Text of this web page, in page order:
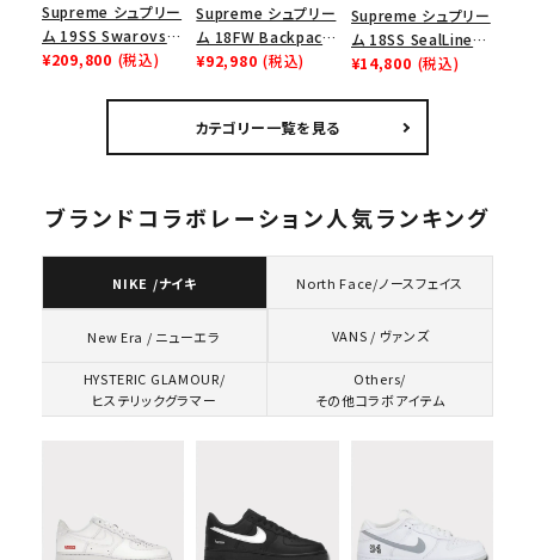
Supreme シュプリー
ム 19SS Swarovski
Box Logo Tee スワ
ゴＴシャツ ホワイト
¥209,800 (税込)
Supreme シュプリー
ム 18FW Backpack
バックパック リュック
¥92,980 (税込)
Supreme シュプリー
ム 18SS SealLine
See Pouch Small
¥14,800 (税込)
カテゴリー一覧を見る
ブランドコラボレーション人気ランキング
NIKE /ナイキ North Face/ノースフェイス
New Era / ニューエラ VANS / ヴァンズ
HYSTERIC GLAMOUR/
ヒステリックグラマー
Others/
その他コラボアイテム